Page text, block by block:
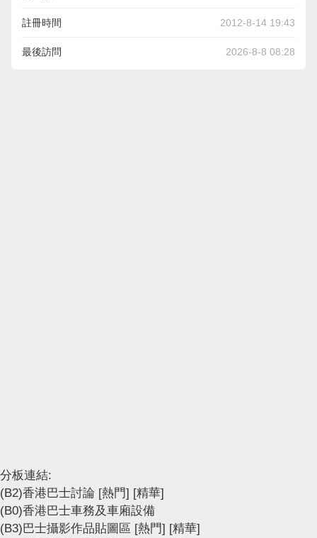
註冊時間 2012-8-14 19:43
最後訪問 2026-8-8 08:28
分板連結:
(B2)香港巴士討論 [熱門] [精華]
(B0)香港巴士車務及車廂設備
(B3)巴士攝影作品貼圖區 [熱門] [精華]